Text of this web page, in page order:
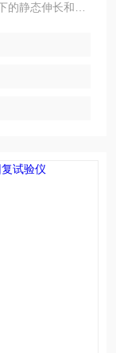
静态伸长和永ji